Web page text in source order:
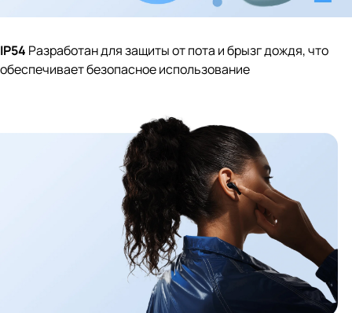
IP54 Разработан для защиты от пота и брызг дождя, что
обеспечивает безопасное использование